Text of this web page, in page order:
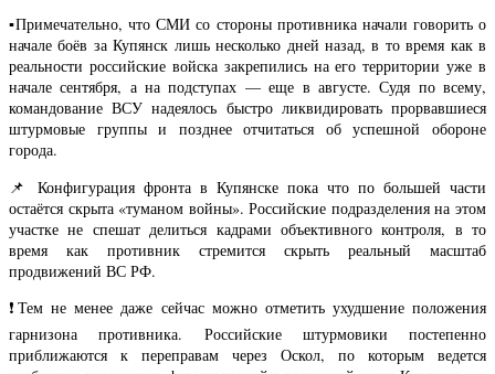
▪️Примечательно, что СМИ со стороны противника начали говорить о
начале боёв за Купянск лишь несколько дней назад, в то время как в
реальности российские войска закрепились на его территории уже в
начале сентября, а на подступах — еще в августе. Судя по всему,
командование ВСУ надеялось быстро ликвидировать прорвавшиеся
штурмовые группы и позднее отчитаться об успешной обороне
города.
📌 Конфигурация фронта в Купянске пока что по большей части
остаётся скрыта «туманом войны». Российские подразделения на этом
участке не спешат делиться кадрами объективного контроля, в то
время как противник стремится скрыть реальный масштаб
продвижений ВС РФ.
❗️Тем не менее даже сейчас можно отметить ухудшение положения
гарнизона противника. Российские штурмовики постепенно
приближаются к переправам через Оскол, по которым ведется